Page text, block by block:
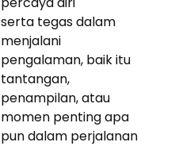
serta tegas dalam
menjalani
pengalaman, baik itu
tantangan,
penampilan, atau
momen penting apa
pun dalam perjalanan